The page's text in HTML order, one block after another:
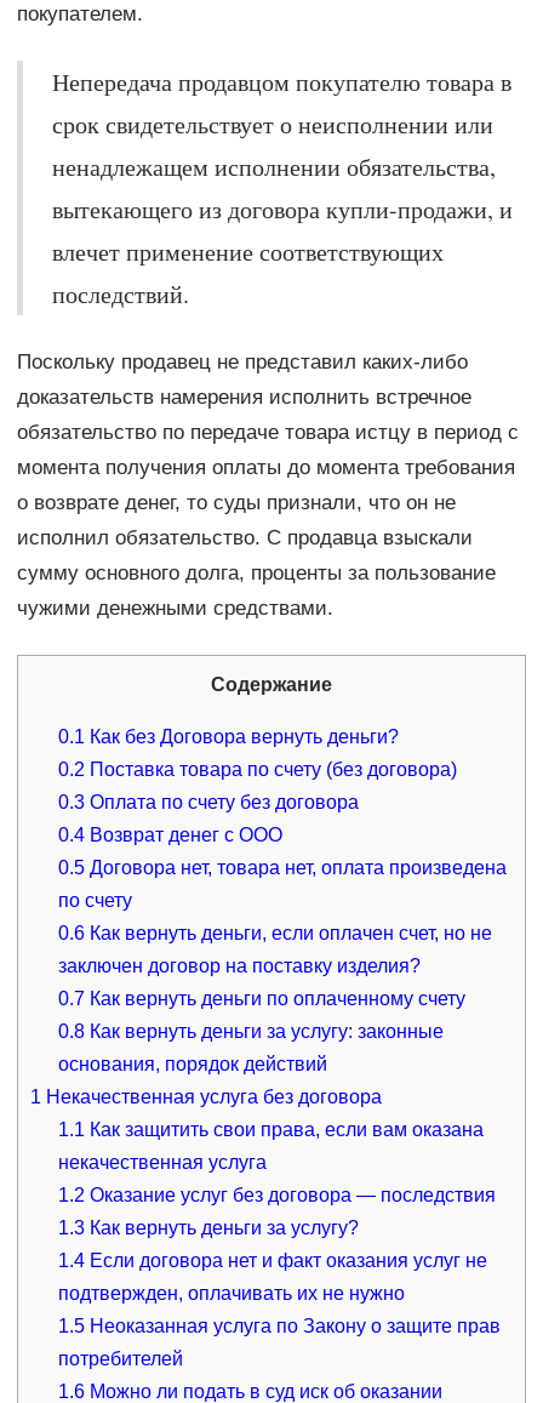
покупателем.
Непередача продавцом покупателю товара в
срок свидетельствует о неисполнении или
ненадлежащем исполнении обязательства,
вытекающего из договора купли-продажи, и
влечет применение соответствующих
последствий.
Поскольку продавец не представил каких-либо
доказательств намерения исполнить встречное
обязательство по передаче товара истцу в период с
момента получения оплаты до момента требования
о возврате денег, то суды признали, что он не
исполнил обязательство. С продавца взыскали
сумму основного долга, проценты за пользование
чужими денежными средствами.
Содержание
0.1 Как без Договора вернуть деньги?
0.2 Поставка товара по счету (без договора)
0.3 Оплата по счету без договора
0.4 Возврат денег с ООО
0.5 Договора нет, товара нет, оплата произведена
по счету
0.6 Как вернуть деньги, если оплачен счет, но не
заключен договор на поставку изделия?
0.7 Как вернуть деньги по оплаченному счету
0.8 Как вернуть деньги за услугу: законные
основания, порядок действий
1 Некачественная услуга без договора
1.1 Как защитить свои права, если вам оказана
некачественная услуга
1.2 Оказание услуг без договора — последствия
1.3 Как вернуть деньги за услугу?
1.4 Если договора нет и факт оказания услуг не
подтвержден, оплачивать их не нужно
1.5 Неоказанная услуга по Закону о защите прав
потребителей
1.6 Можно ли подать в суд иск об оказании